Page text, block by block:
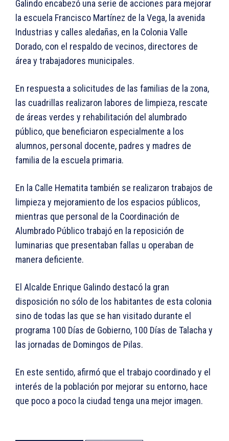
Galindo encabezó una serie de acciones para mejorar
la escuela Francisco Martínez de la Vega, la avenida
Industrias y calles aledañas, en la Colonia Valle
Dorado, con el respaldo de vecinos, directores de
área y trabajadores municipales.
En respuesta a solicitudes de las familias de la zona,
las cuadrillas realizaron labores de limpieza, rescate
de áreas verdes y rehabilitación del alumbrado
público, que beneficiaron especialmente a los
alumnos, personal docente, padres y madres de
familia de la escuela primaria.
En la Calle Hematita también se realizaron trabajos de
limpieza y mejoramiento de los espacios públicos,
mientras que personal de la Coordinación de
Alumbrado Público trabajó en la reposición de
luminarias que presentaban fallas u operaban de
manera deficiente.
El Alcalde Enrique Galindo destacó la gran
disposición no sólo de los habitantes de esta colonia
sino de todas las que se han visitado durante el
programa 100 Días de Gobierno, 100 Días de Talacha y
las jornadas de Domingos de Pilas.
En este sentido, afirmó que el trabajo coordinado y el
interés de la población por mejorar su entorno, hace
que poco a poco la ciudad tenga una mejor imagen.